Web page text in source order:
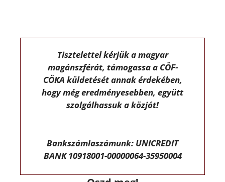
Tisztelettel kérjük a magyar
magánszférát, támogassa a CÖF-
CÖKA küldetését annak érdekében,
hogy még eredményesebben, együtt
szolgálhassuk a közjót!
Bankszámlaszámunk: UNICREDIT
BANK 10918001-00000064-35950004